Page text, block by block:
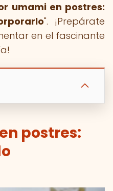
umami en postres:
". ¡Prepárate
en el fascinante
postres: